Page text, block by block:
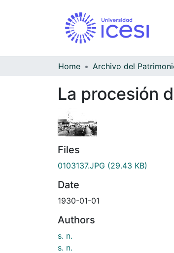
Home
La procesión
Files
0103137.JPG (29.43 KB)
Date
1930-01-01
Authors
s. n.
s. n.